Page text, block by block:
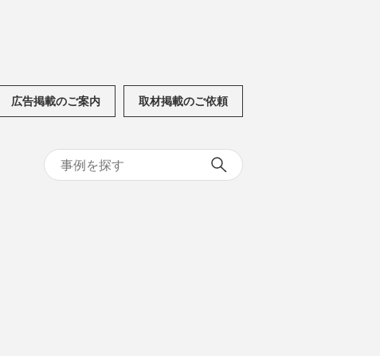
広告掲載のご案内 取材掲載のご依頼